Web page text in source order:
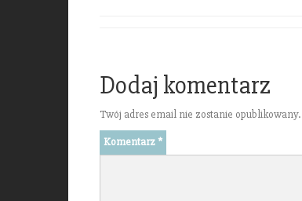
Dodaj komentarz
Twój adres email nie zostanie opublikowany.
Komentarz *